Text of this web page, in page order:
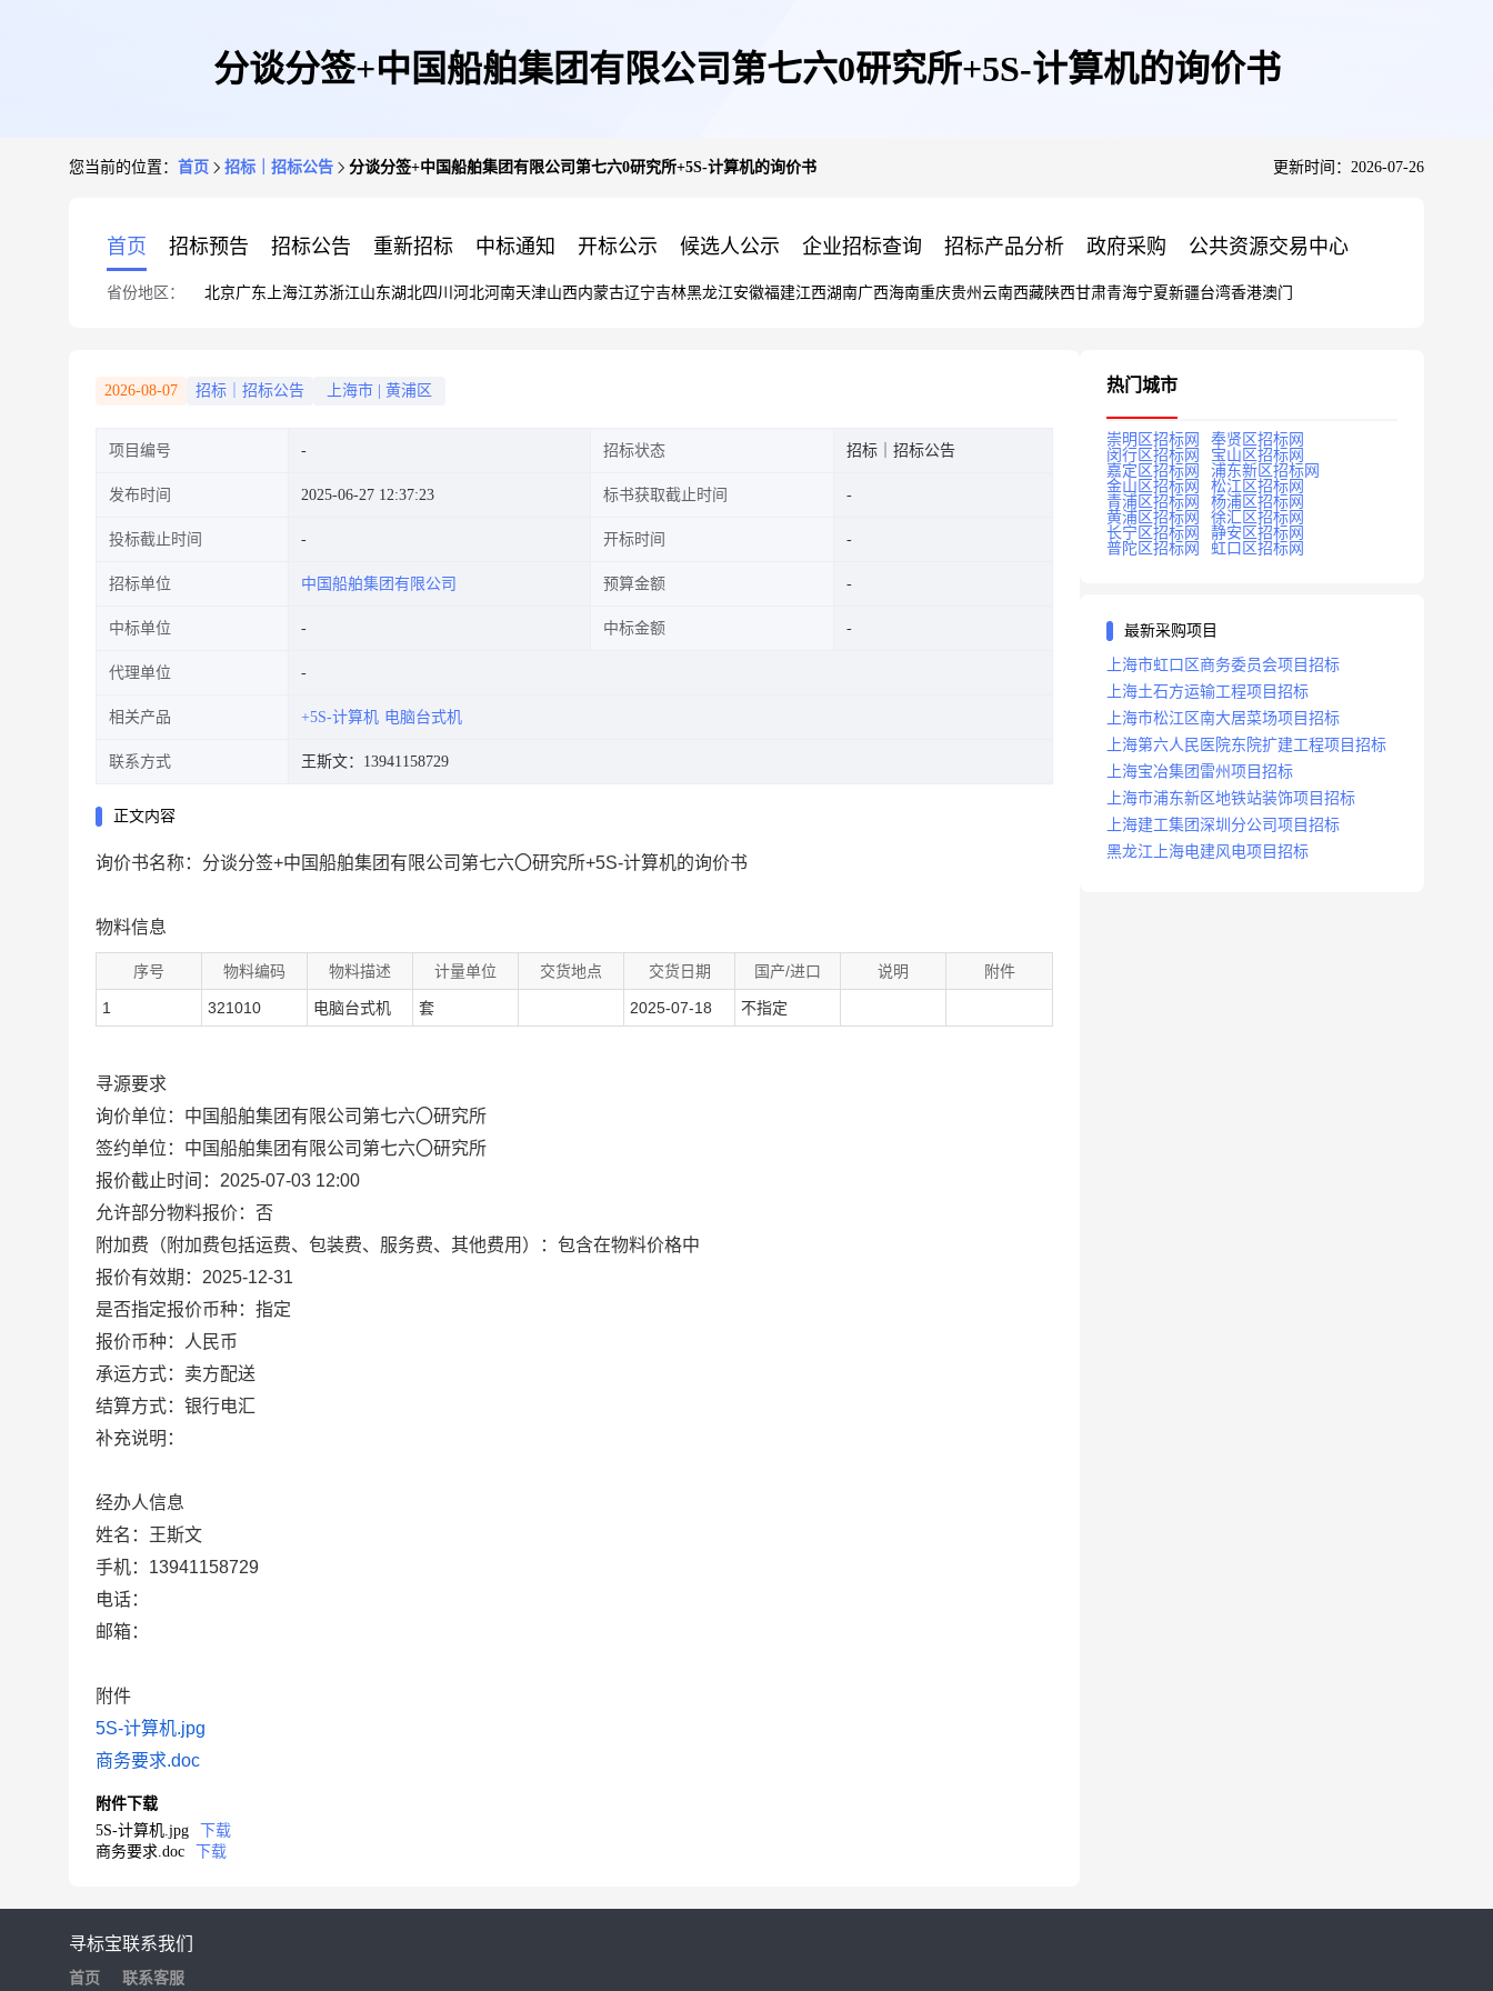
分谈分签+中国船舶集团有限公司第七六0研究所+5S-计算机的询价书
您当前的位置： 首页 招标｜招标公告 分谈分签+中国船舶集团有限公司第七六0研究所+5S-计算机的询价书 更新时间：2026-07-26
首页 招标预告 招标公告 重新招标 中标通知 开标公示 候选人公示 企业招标查询 招标产品分析 政府采购 公共资源交易中心
省份地区： 北京广东 上海江苏浙江山东湖北四川 河北河南天津山西内蒙古辽宁吉林黑龙江安徽福建江西湖南广西海南重庆贵州 云南西藏陕西甘肃青海宁夏新疆台湾香港澳门
2026-08-07 招标｜招标公告 上海市 黄浦区
项目编号 招标状态 招标｜招标公告
发布时间 2025-06-27 12:37:23 标书获取截止时间
投标截止时间 开标时间
招标单位 中国船舶集团有限公司 预算金额
中标单位 中标金额
代理单位
相关产品 +5S-计算机 电脑台式机
联系方式 王斯文：13941158729
正文内容
询价书名称：分谈分签+中国船舶集团有限公司第七六〇研究所+5S-计算机的询价书
物料信息
序号 物料编码 物料描述 计量单位 交货地点 交货日期 国产/进口 说明 附件
1 321010 电脑台式机 套 2025-07-18 不指定
寻源要求
询价单位：中国船舶集团有限公司第七六〇研究所
签约单位：中国船舶集团有限公司第七六〇研究所
报价截止时间：2025-07-03 12:00
允许部分物料报价：否
附加费（附加费包括运费、包装费、服务费、其他费用）：包含在物料价格中
报价有效期：2025-12-31
是否指定报价币种：指定
报价币种：人民币
承运方式：卖方配送
结算方式：银行电汇
补充说明：
经办人信息
姓名：王斯文
手机：13941158729
电话：
邮箱：
附件
5S-计算机.jpg
商务要求.doc
附件下载
5S-计算机.jpg
下载
商务要求.doc
下载
热门城市
崇明区招标网
奉贤区招标网
闵行区招标网
宝山区招标网
嘉定区招标网
浦东新区招标网
金山区招标网
松江区招标网
青浦区招标网
杨浦区招标网
黄浦区招标网
徐汇区招标网
长宁区招标网
静安区招标网
普陀区招标网
虹口区招标网
最新采购项目
上海市虹口区商务委员会项目招标
上海土石方运输工程项目招标
上海市松江区南大居菜场项目招标
上海第六人民医院东院扩建工程项目招标
上海宝冶集团雷州项目招标
上海市浦东新区地铁站装饰项目招标
上海建工集团深圳分公司项目招标
黑龙江上海电建风电项目招标
寻标宝
首页
联系我们
联系客服